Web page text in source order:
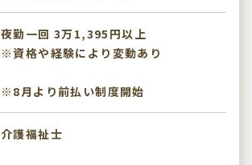
夜勤一回 3万1,395円以上
※資格や経験により変動あり
※8月より前払い制度開始
介護福祉士